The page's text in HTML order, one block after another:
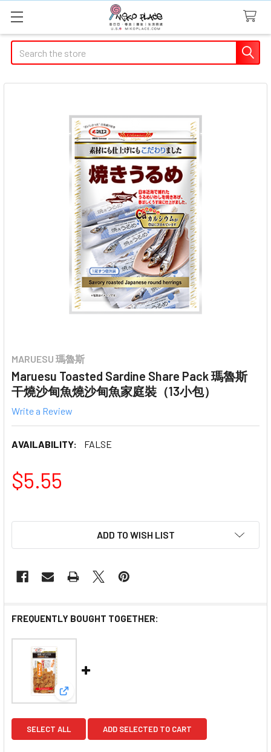
Search
MARUESU 瑪魯斯
Maruesu Toasted Sardine Share Pack 瑪魯斯
干燒沙甸魚燒沙甸魚家庭裝（13小包）
Write a Review
AVAILABILITY: FALSE
$5.55
ADD TO WISH LIST
FREQUENTLY BOUGHT TOGETHER:
View: Maruesu Toasted Dried Squid Snack (Spicy)
SELECT ALL ADD SELECTED TO CART